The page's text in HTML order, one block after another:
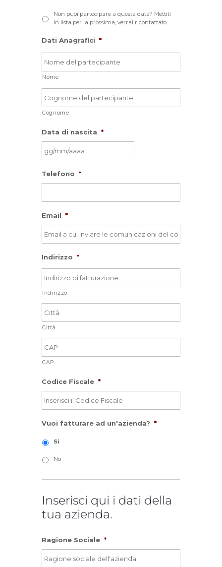
Non puoi partecipare a questa data? Mettiti
in lista per la prossima, verrai ricontattato.
Dati Anagrafici *
Nome
Cognome
Data di nascita *
slash
Telefono *
Email *
Indirizzo *
Indirizzo
Città
CAP
Codice Fiscale *
Vuoi fatturare ad un'azienda? *
Si
No
Inserisci qui i dati della
tua azienda.
Ragione Sociale *